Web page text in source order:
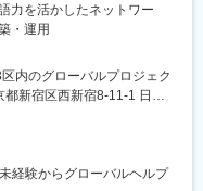
貫して関われる
われる
を担える
きる
力を活かしたネットワー
・運用
内のグローバルプロジェク
新宿区西新宿8-11-1 日東
※都庁前駅や新宿西口駅か
】■東京23区を中心とした
決定します。※出社・ハイブ
経験からグローバルヘルプ